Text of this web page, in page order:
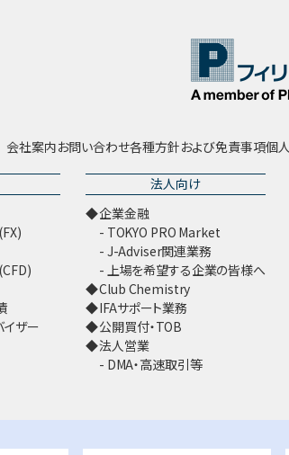
会社案内お問い合わせ各種方針および免責事項個
イザー
法人向け
企業金融
TOKYO PRO Market
J-Adviser関連業務
上場を希望する企業の皆様へ
Club Chemistry
IFAサポート業務
公開買付・TOB
法人営業
DMA・高速取引等